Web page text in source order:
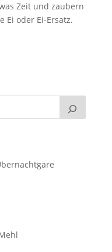
Zeit und zaubern
Ei oder Ei-Ersatz.